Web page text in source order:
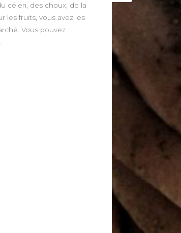
céleri, des choux, de la
les fruits, vous avez les
Vous pouvez